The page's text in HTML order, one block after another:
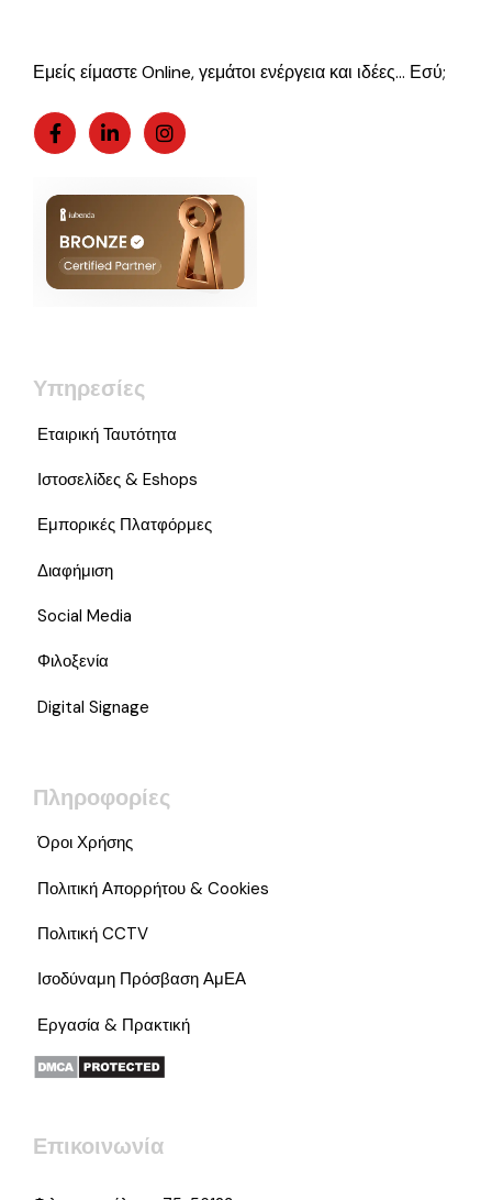
Εμείς είμαστε Online, γεμάτοι ενέργεια και ιδέες… Εσύ;
Υπηρεσίες
Εταιρική Ταυτότητα
Ιστοσελίδες & Eshops
Εμπορικές Πλατφόρμες
Διαφήμιση
Social Media
Φιλοξενία
Digital Signage
Πληροφορίες
Όροι Χρήσης
Πολιτική Απορρήτου & Cookies
Πολιτική CCTV
Ισοδύναμη Πρόσβαση ΑμΕΑ
Εργασία & Πρακτική
Επικοινωνία